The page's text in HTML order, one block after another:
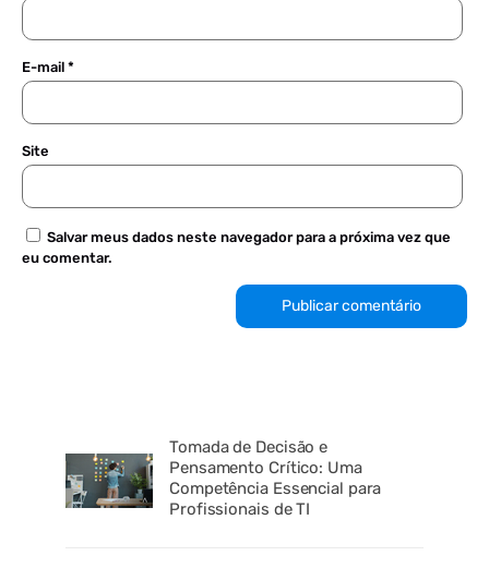
E-mail *
Site
Salvar meus dados neste navegador para a próxima vez que
eu comentar.
Tomada de Decisão e
Pensamento Crítico: Uma
Competência Essencial para
Profissionais de TI